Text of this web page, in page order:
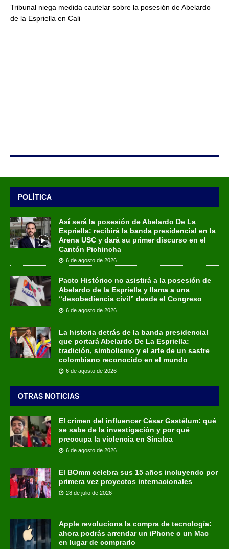
Tribunal niega medida cautelar sobre la posesión de Abelardo
de la Espriella en Cali
POLÍTICA
Así será la posesión de Abelardo De La
Espriella: recibirá la banda presidencial en la
Arena USC y dará su primer discurso en el
Cantón Pichincha
6 de agosto de 2026
Pacto Histórico no asistirá a la posesión de
Abelardo de la Espriella y llama a una
“desobediencia civil” desde el Congreso
6 de agosto de 2026
La historia detrás de la banda presidencial
que portará Abelardo De La Espriella:
tradición, simbolismo y el arte de un sastre
colombiano reconocido en el mundo
6 de agosto de 2026
OTRAS NOTICIAS
El crimen del influencer César Gastélum: qué
se sabe de la investigación y por qué
preocupa la violencia en Sinaloa
6 de agosto de 2026
El BOmm celebra sus 15 años incluyendo por
primera vez proyectos internacionales
28 de julio de 2026
Apple revoluciona la compra de tecnología:
ahora podrás arrendar un iPhone o un Mac
en lugar de comprarlo